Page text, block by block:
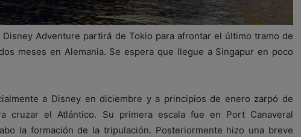
Adventure partirá de Tokio para afrontar el último tramo de
meses en Alemania. Se espera que llegue a Singapur en poco
a Disney en diciembre y a principios de enero zarpó de
cruzar el Atlántico. Su primera escala fue en Port Canaveral
la formación de la tripulación. Posteriormente hizo una breve